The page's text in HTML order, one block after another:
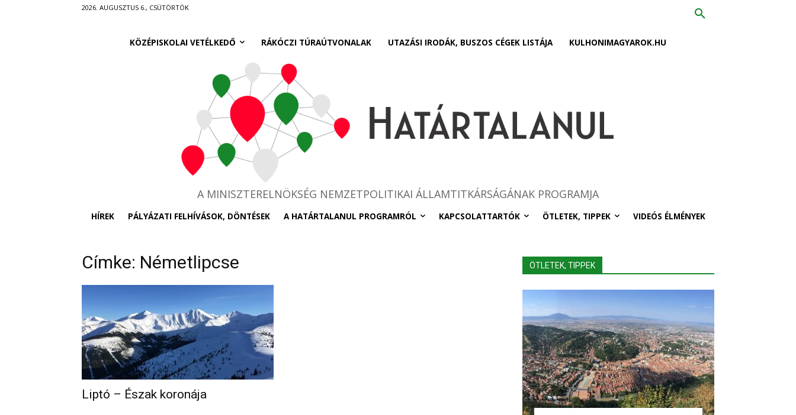
2026. AUGUSZTUS 6., CSÜTÖRTÖK
KÖZÉPISKOLAI VETÉLKEDŐ RÁKÓCZI TÚRAÚTVONALAK UTAZÁSI IRODÁK, BUSZOS CÉGEK LISTÁJA KULHONIMAGYAROK.HU
A MINISZTERELNÖKSÉG NEMZETPOLITIKAI ÁLLAMTITKÁRSÁGÁNAK PROGRAMJA
HÍREK PÁLYÁZATI FELHÍVÁSOK, DÖNTÉSEK A HATÁRTALANUL PROGRAMRÓL KAPCSOLATTARTÓK ÖTLETEK, TIPPEK VIDEÓS ÉLMÉNYEK
Címke: Németlipcse
Liptó – Észak koronája
ÖTLETEK, TIPPEK